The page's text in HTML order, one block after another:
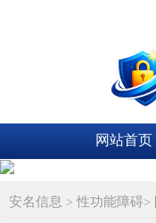
网站首页
安名信息 > 性功能障碍>